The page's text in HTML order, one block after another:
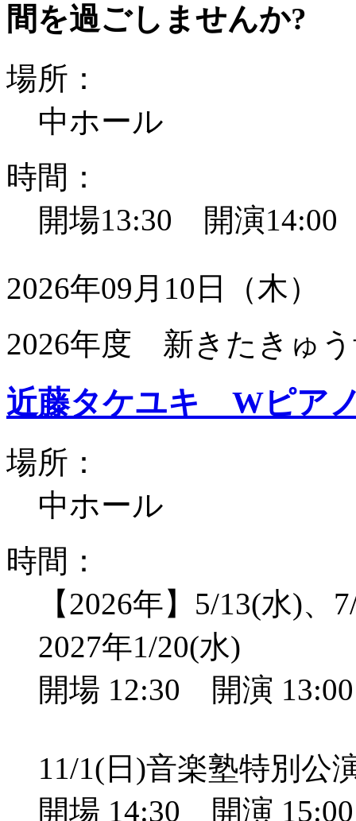
間を過ごしませんか?
場所：
中ホール
時間：
開場13:30 開演14:00
2026年09月10日（木）
2026年度 新きたきゅ
近藤タケユキ Wピア
場所：
中ホール
時間：
【2026年】5/13(水)
2027年1/20(水)
開場 12:30 開演
11/1(日)音楽塾特別公
開場 14:30 開演